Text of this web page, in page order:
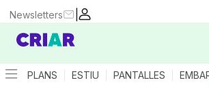
|
Newsletters
PLANS ESTIU PANTALLES